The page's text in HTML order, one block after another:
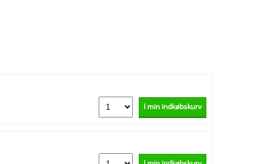
I min indkøbskurv